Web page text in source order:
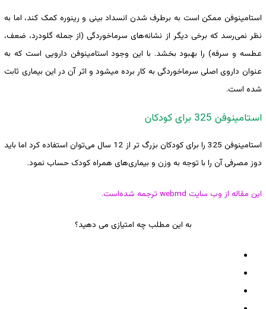
استامینوفن ممکن است به برطرف شدن انسداد بینی و رینوره کمک کند، اما به
نظر نمی‌رسد که برخی دیگر از نشانه‌های سرماخوردگی (از جمله گلودرد، ضعف،
عطسه و سرفه) را بهبود بخشد. با این وجود استامینوفن دارویی است که به
عنوان داروی اصلی سرماخوردگی به کار برده میشود و اثر آن در این بیماری ثابت
شده است.
استامینوفن 325 برای کودکان
استامینوفن 325 را برای کودکان بزرگ تر از 12 سال می‌توان استفاده کرد اما باید
دوز مصرفی آن را با توجه به وزن و بیماری‌های همراه کودک حساب نمود.
این مقاله از وب سایت webmd ترجمه ‌شده‌است.
به این مطلب چه امتیازی می دهید؟